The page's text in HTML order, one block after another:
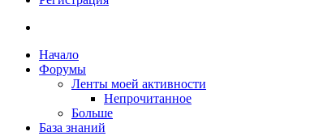
Начало
Форумы
Ленты моей активности
Непрочитанное
Больше
База знаний